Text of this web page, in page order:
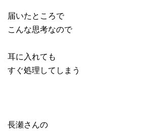
届いたところで
こんな思考なので
耳に入れても
すぐ処理してしまう
長瀬さんの